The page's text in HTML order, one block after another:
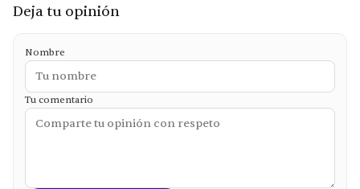
Deja tu opinión
Nombre
Tu comentario